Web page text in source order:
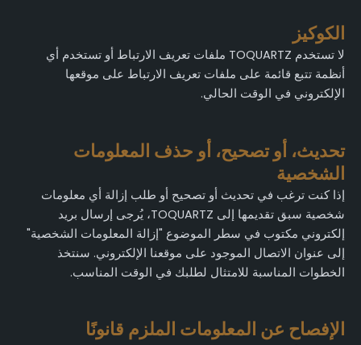
الكوكيز
لا تستخدم TOQUARTZ ملفات تعريف الارتباط أو تستخدم أي
أنظمة تتبع قائمة على ملفات تعريف الارتباط على موقعها
الإلكتروني في الوقت الحالي.
تحديث، أو تصحيح، أو حذف المعلومات
الشخصية
إذا كنت ترغب في تحديث أو تصحيح أو طلب إزالة أي معلومات
شخصية سبق تقديمها إلى TOQUARTZ، يُرجى إرسال بريد
إلكتروني مكتوب في سطر الموضوع "إزالة المعلومات الشخصية"
إلى عنوان الاتصال الموجود على موقعنا الإلكتروني. سنتخذ
الخطوات المناسبة للامتثال لطلبك في الوقت المناسب.
الإفصاح عن المعلومات الملزم قانونًا